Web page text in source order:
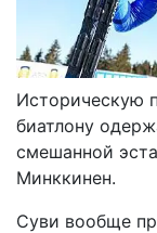
Историческую
биатлону
смешанной
Минккинен.
Суви вообще